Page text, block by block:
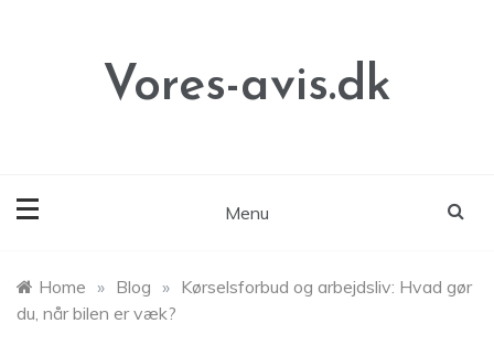
Vores-avis.dk
Menu
Home » Blog » Kørselsforbud og arbejdsliv: Hvad gør
du, når bilen er væk?